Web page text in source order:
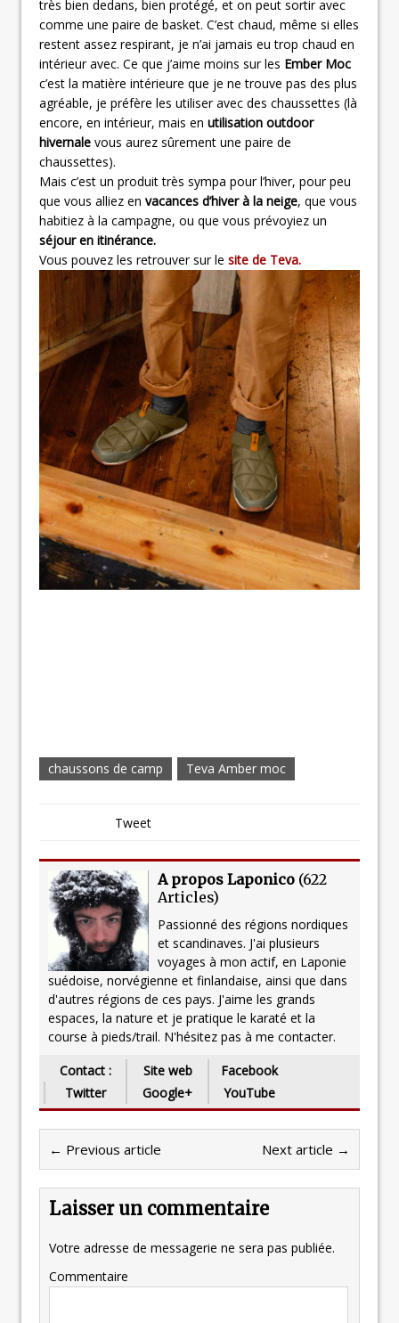
très bien dedans, bien protégé, et on peut sortir avec
comme une paire de basket. C’est chaud, même si elles
restent assez respirant, je n’ai jamais eu trop chaud en
intérieur avec. Ce que j’aime moins sur les Ember Moc
c’est la matière intérieure que je ne trouve pas des plus
agréable, je préfère les utiliser avec des chaussettes (là
encore, en intérieur, mais en utilisation outdoor
hivernale vous aurez sûrement une paire de
chaussettes).
Mais c’est un produit très sympa pour l’hiver, pour peu
que vous alliez en vacances d’hiver à la neige, que vous
habitiez à la campagne, ou que vous prévoyiez un
séjour en itinérance.
Vous pouvez les retrouver sur le site de Teva.
chaussons de camp Teva Amber moc
Tweet
A propos Laponico (622
Articles)
Passionné des régions nordiques
et scandinaves. J'ai plusieurs
voyages à mon actif, en Laponie
suédoise, norvégienne et finlandaise, ainsi que dans
d'autres régions de ces pays. J'aime les grands
espaces, la nature et je pratique le karaté et la
course à pieds/trail. N'hésitez pas à me contacter.
Contact :
Site web
Facebook
Twitter
Google+ YouTube
← Previous article Next article →
Laisser un commentaire
Votre adresse de messagerie ne sera pas publiée.
Commentaire